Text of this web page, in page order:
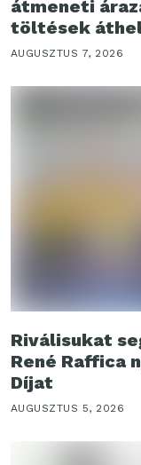
átmeneti
töltések
AUGUSZTUS 7, 2026
Riválisukat
René Raffica
Díjat
AUGUSZTUS 5, 2026